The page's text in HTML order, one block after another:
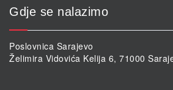
Gdje se nalazimo
Poslovnica Sarajevo
Želimira Vidovića Kelija 6, 71000